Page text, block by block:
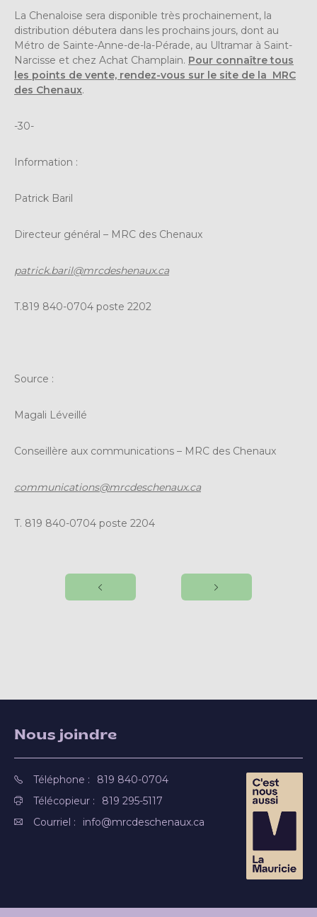
La Chenaloise sera disponible très prochainement, la
distribution débutera dans les prochains jours, dont au
Métro de Sainte-Anne-de-la-Pérade, au Ultramar à Saint-
Narcisse et chez Achat Champlain. Pour connaître tous
les points de vente, rendez-vous sur le site de la MRC
des Chenaux.
-30-
Information :
Patrick Baril
Directeur général – MRC des Chenaux
patrick.baril@mrcdeshenaux.ca
T.819 840-0704 poste 2202
Source :
Magali Léveillé
Conseillère aux communications – MRC des Chenaux
communications@mrcdeschenaux.ca
T. 819 840-0704 poste 2204
Nous joindre
Téléphone :
819 840-0704
Télécopieur :
819 295-5117
Courriel :
info@mrcdeschenaux.ca